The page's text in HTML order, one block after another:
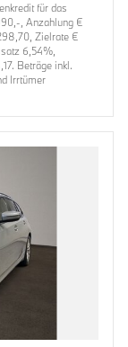
für das
, Anzahlung €
Zielrate €
6,54%,
Beträge inkl.
Irrtümer